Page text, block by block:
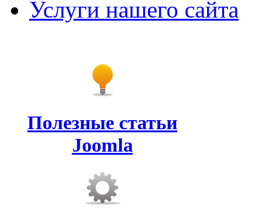
Услуги нашего сайта
Полезные статьи
Joomla